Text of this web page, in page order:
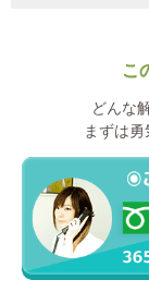
こ
どんな
まずは